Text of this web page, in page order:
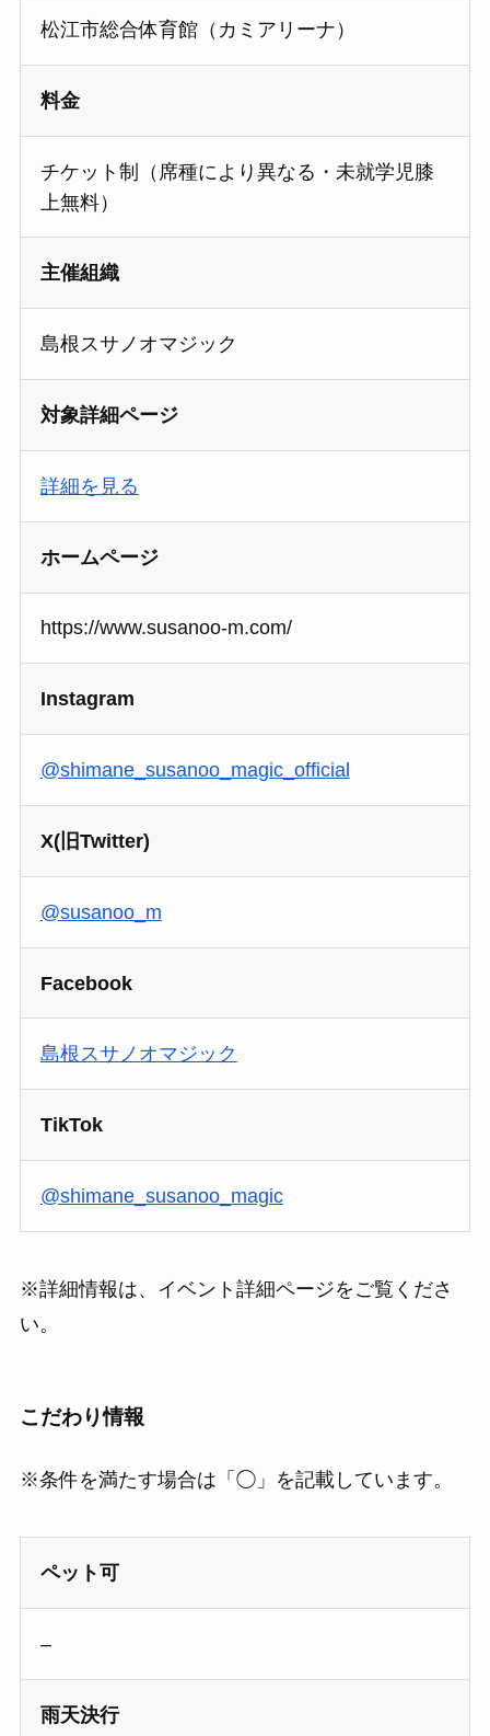
松江市総合体育館（カミアリーナ）
料金
チケット制（席種により異なる・未就学児膝
上無料）
主催組織
島根スサノオマジック
対象詳細ページ
詳細を見る
ホームページ
https://www.susanoo-m.com/
Instagram
@shimane_susanoo_magic_official
X(旧Twitter)
@susanoo_m
Facebook
島根スサノオマジック
TikTok
@shimane_susanoo_magic
※詳細情報は、イベント詳細ページをご覧くださ
い。
こだわり情報
※条件を満たす場合は「◯」を記載しています。
ペット可
–
雨天決行